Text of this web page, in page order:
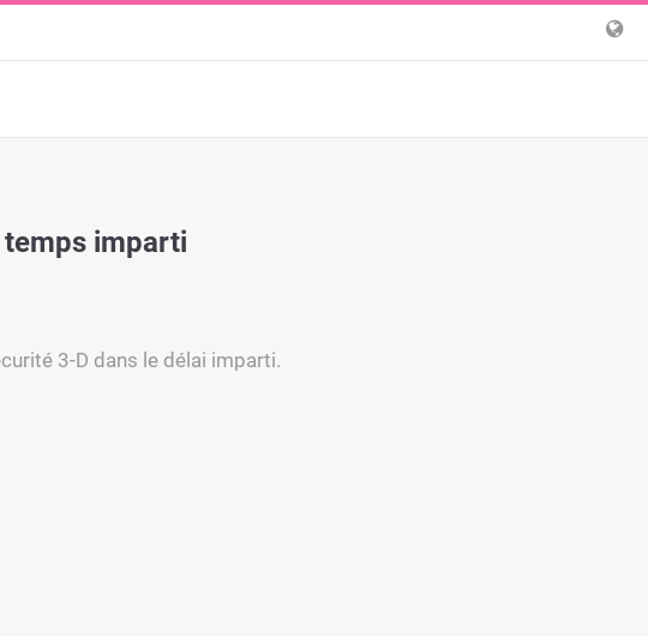
temps imparti
3-D dans le délai imparti.